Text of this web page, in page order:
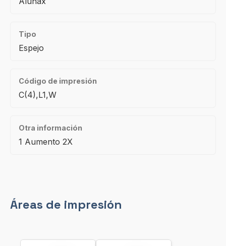
Tipo
Espejo
Código de impresión
C(4),L1,W
Otra información
1 Aumento 2X
Áreas de impresión